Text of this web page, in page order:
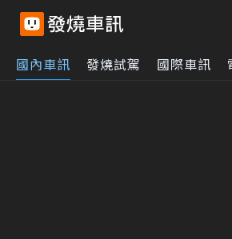
國內車訊 發燒試駕 國際車訊